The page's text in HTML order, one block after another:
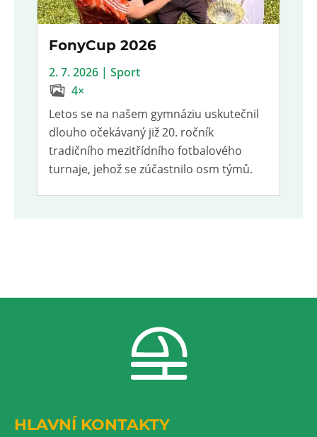
FonyCup 2026
2. 7. 2026 | Sport
4×
Letos se na našem gymnáziu uskutečnil
dlouho očekávaný již 20. ročník
tradičního mezitřídního fotbalového
turnaje, jehož se zúčastnilo osm týmů.
HLAVNÍ KONTAKTY